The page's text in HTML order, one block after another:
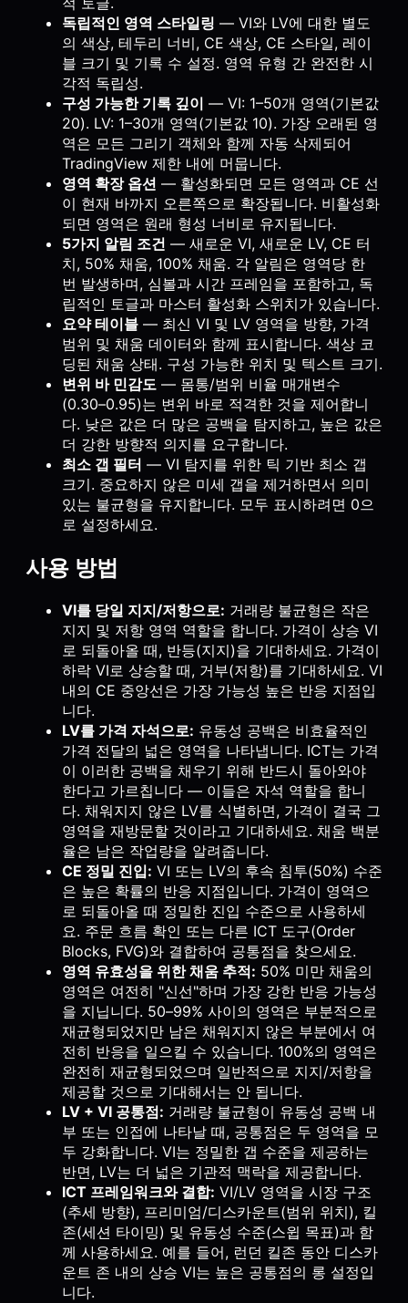
독립적인 영역 스타일링 — VI와 LV에 대한 별도
의 색상, 테두리 너비, CE 색상, CE 스타일, 레이
블 크기 및 기록 수 설정. 영역 유형 간 완전한 시
각적 독립성.
구성 가능한 기록 깊이 — VI: 1–50개 영역(기본값
20). LV: 1–30개 영역(기본값 10). 가장 오래된 영
역은 모든 그리기 객체와 함께 자동 삭제되어
TradingView 제한 내에 머뭅니다.
영역 확장 옵션 — 활성화되면 모든 영역과 CE 선
이 현재 바까지 오른쪽으로 확장됩니다. 비활성화
되면 영역은 원래 형성 너비로 유지됩니다.
5가지 알림 조건 — 새로운 VI, 새로운 LV, CE 터
치, 50% 채움, 100% 채움. 각 알림은 영역당 한
번 발생하며, 심볼과 시간 프레임을 포함하고, 독
립적인 토글과 마스터 활성화 스위치가 있습니다.
요약 테이블 — 최신 VI 및 LV 영역을 방향, 가격
범위 및 채움 데이터와 함께 표시합니다. 색상 코
딩된 채움 상태. 구성 가능한 위치 및 텍스트 크기.
변위 바 민감도 — 몸통/범위 비율 매개변수
(0.30–0.95)는 변위 바로 적격한 것을 제어합니
다. 낮은 값은 더 많은 공백을 탐지하고, 높은 값은
더 강한 방향적 의지를 요구합니다.
최소 갭 필터 — VI 탐지를 위한 틱 기반 최소 갭
크기. 중요하지 않은 미세 갭을 제거하면서 의미
있는 불균형을 유지합니다. 모두 표시하려면 0으
로 설정하세요.
사용 방법
VI를 당일 지지/저항으로: 거래량 불균형은 작은
지지 및 저항 영역 역할을 합니다. 가격이 상승 VI
로 되돌아올 때, 반등(지지)을 기대하세요. 가격이
하락 VI로 상승할 때, 거부(저항)를 기대하세요. VI
내의 CE 중앙선은 가장 가능성 높은 반응 지점입
니다.
LV를 가격 자석으로: 유동성 공백은 비효율적인
가격 전달의 넓은 영역을 나타냅니다. ICT는 가격
이 이러한 공백을 채우기 위해 반드시 돌아와야
한다고 가르칩니다 — 이들은 자석 역할을 합니
다. 채워지지 않은 LV를 식별하면, 가격이 결국 그
영역을 재방문할 것이라고 기대하세요. 채움 백분
율은 남은 작업량을 알려줍니다.
CE 정밀 진입: VI 또는 LV의 후속 침투(50%) 수준
은 높은 확률의 반응 지점입니다. 가격이 영역으
로 되돌아올 때 정밀한 진입 수준으로 사용하세
요. 주문 흐름 확인 또는 다른 ICT 도구(Order
Blocks, FVG)와 결합하여 공통점을 찾으세요.
영역 유효성을 위한 채움 추적: 50% 미만 채움의
영역은 여전히 "신선"하며 가장 강한 반응 가능성
을 지닙니다. 50–99% 사이의 영역은 부분적으로
재균형되었지만 남은 채워지지 않은 부분에서 여
전히 반응을 일으킬 수 있습니다. 100%의 영역은
완전히 재균형되었으며 일반적으로 지지/저항을
제공할 것으로 기대해서는 안 됩니다.
LV + VI 공통점: 거래량 불균형이 유동성 공백 내
부 또는 인접에 나타날 때, 공통점은 두 영역을 모
두 강화합니다. VI는 정밀한 갭 수준을 제공하는
반면, LV는 더 넓은 기관적 맥락을 제공합니다.
ICT 프레임워크와 결합: VI/LV 영역을 시장 구조
(추세 방향), 프리미엄/디스카운트(범위 위치), 킬
존(세션 타이밍) 및 유동성 수준(스윕 목표)과 함
께 사용하세요. 예를 들어, 런던 킬존 동안 디스카
운트 존 내의 상승 VI는 높은 공통점의 롱 설정입
니다.